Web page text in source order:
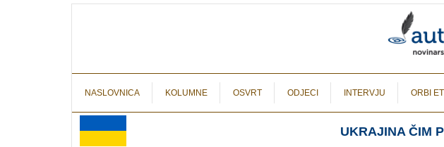
NASLOVNICA KOLUMNE OSVRT ODJECI INTERVJU ORBI
UKRAJINA ČIM